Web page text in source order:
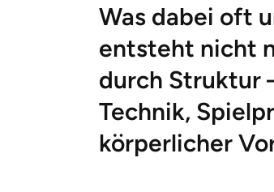
Was dabei oft
entsteht nicht
durch Struktur
Technik,
körperlicher